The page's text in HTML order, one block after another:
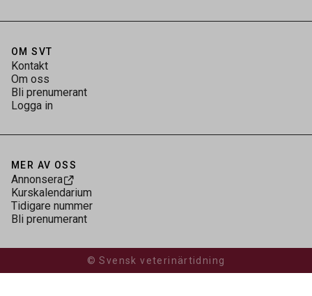
OM SVT
Kontakt
Om oss
Bli prenumerant
Logga in
MER AV OSS
Annonsera
Kurskalendarium
Tidigare nummer
Bli prenumerant
© Svensk veterinärtidning